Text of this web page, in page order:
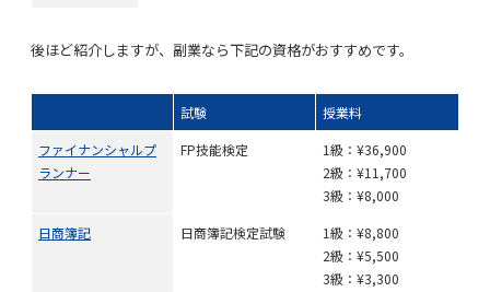
後ほど紹介しますが、副業なら下記の資格がおすすめです。
試験
授業料
ファイナンシャルプ
ランナー
FP技能検定
1級：¥36,900
2級：¥11,700
3級：¥8,000
日商簿記
日商簿記検定試験
1級：¥8,800
2級：¥5,500
3級：¥3,300